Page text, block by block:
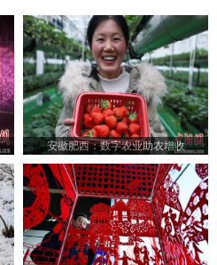
安徽肥西：数字农业助农增收